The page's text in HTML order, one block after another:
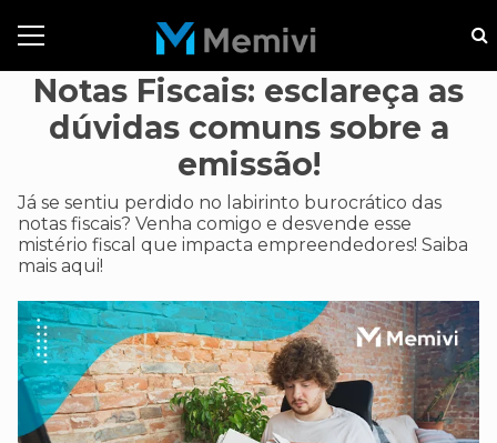
Notas Fiscais: esclareça as
dúvidas comuns sobre a
emissão!
Já se sentiu perdido no labirinto burocrático das
notas fiscais? Venha comigo e desvende esse
mistério fiscal que impacta empreendedores! Saiba
mais aqui!